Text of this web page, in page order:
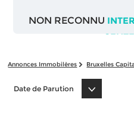
NON RECONNU
Annonces Immobilères Bruxelles
Date de Parution